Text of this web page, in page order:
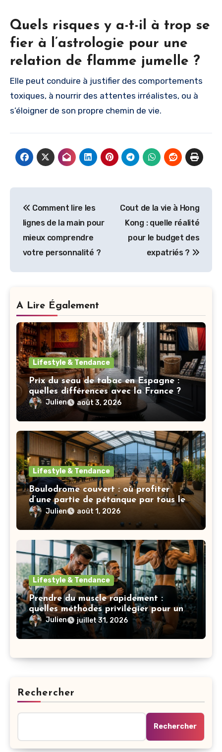
Quels risques y a-t-il à trop se
fier à l’astrologie pour une
relation de flamme jumelle ?
Elle peut conduire à justifier des comportements
toxiques, à nourrir des attentes irréalistes, ou à
s’éloigner de son propre chemin de vie.
de
l’article
Comment lire les
lignes de la main pour
mieux comprendre
votre personnalité ?
Cout de la vie à Hong
Kong : quelle réalité
pour le budget des
expatriés ?
A Lire Également
Lifestyle & Tendance
Prix du seau de tabac en Espagne :
quelles différences avec la France ?
Julien août 3, 2026
Lifestyle & Tendance
Boulodrome couvert : où profiter
d’une partie de pétanque par tous les
temps ?
Julien août 1, 2026
Lifestyle & Tendance
Prendre du muscle rapidement :
quelles méthodes privilégier pour un
gain visible ?
Julien juillet 31, 2026
Rechercher
Rechercher